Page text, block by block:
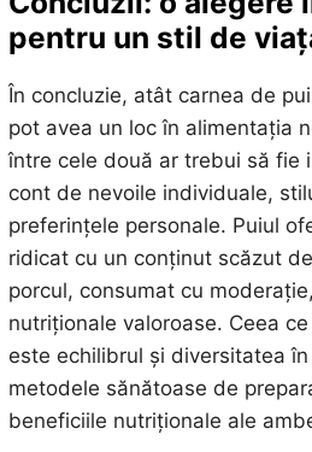
pentru un stil de
În concluzie, atât carnea de
pot avea un loc în alimentația
între cele două ar trebui să fie
cont de nevoile individuale,
preferințele personale. Puiul
ridicat cu un conținut scăzut
porcul, consumat cu
nutriționale valoroase. Ceea
este echilibrul și diversitatea
metodele sănătoase de
beneficiile nutriționale ale